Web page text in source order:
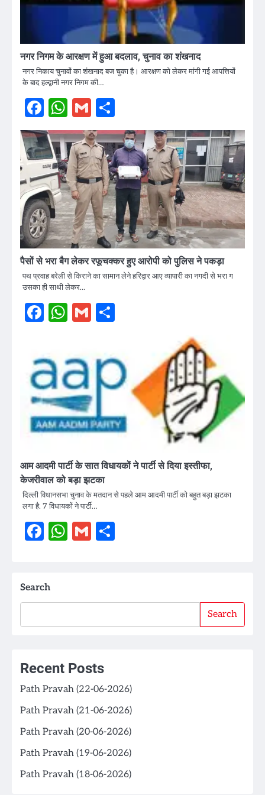
नगर निगम के आरक्षण में हुआ बदलाव, चुनाव का शंखनाद
नगर निकाय चुनावों का शंखनाद बज चुका है। आरक्षण को लेकर मांगी गई आपत्तियों
के बाद हल्द्वानी नगर निगम की…
Facebook
WhatsApp
Gmail
पैसों से भरा बैग लेकर रफूचक्कर हुए आरोपी को पुलिस ने पकड़ा
पथ प्रवाह बरेली से किराने का सामान लेने हरिद्वार आए व्यापारी का नगदी से भरा ग
उसका ही साथी लेकर…
Facebook
WhatsApp
Gmail
आम आदमी पार्टी के सात विधायकों ने पार्टी से दिया इस्तीफा,
केजरीवाल को बड़ा झटका
दिल्ली विधानसभा चुनाव के मतदान से पहले आम आदमी पार्टी को बहुत बड़ा झटका
लगा है. 7 विधायकों ने पार्टी…
Facebook
WhatsApp
Gmail
Search
Search
Recent Posts
Path Pravah (22-06-2026)
Path Pravah (21-06-2026)
Path Pravah (20-06-2026)
Path Pravah (19-06-2026)
Path Pravah (18-06-2026)